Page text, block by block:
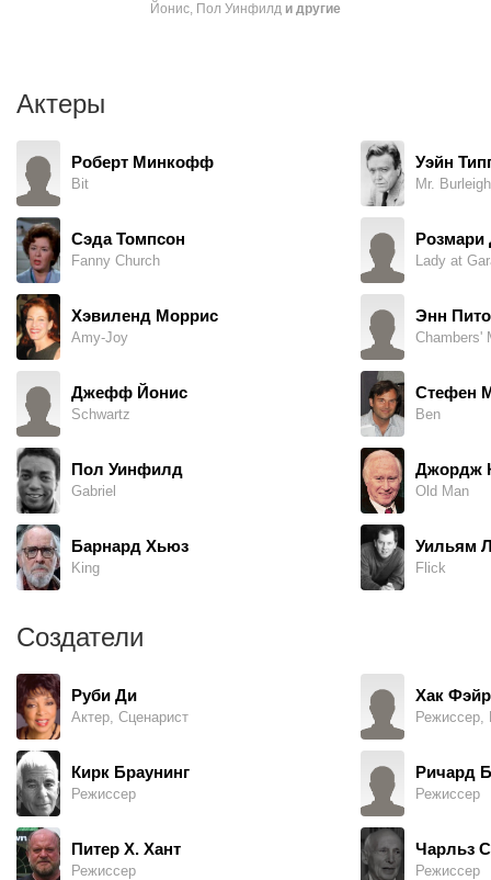
Йонис, Пол Уинфилд и другие
Актеры
Роберт Минкофф
Bit
Сэда Томпсон
Fanny Church
Хэвиленд Моррис
Amy-Joy
Джефф Йонис
Schwartz
Пол Уинфилд
Gabriel
Барнард Хьюз
King
Уэйн
Mr. Burleigh
Розмари
Lady at
Энн
Chambers'
Стефен
Ben
Джордж
Old Man
Уильям
Flick
Создатели
Руби Ди
Актер, Сценарист
Кирк Браунинг
Режиссер
Питер Х. Хант
Режиссер
Хак
Режиссер,
Ричард
Режиссер
Чарльз
Режиссер